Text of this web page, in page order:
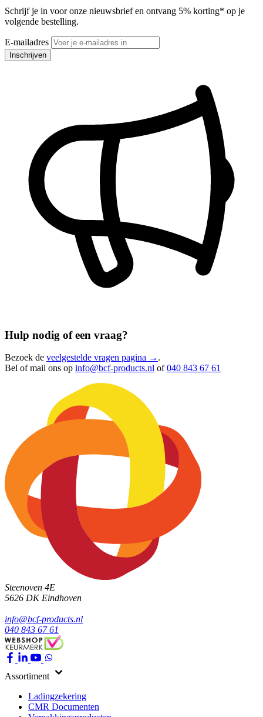
Schrijf je in voor onze nieuwsbrief en ontvang 5% korting* op je
volgende bestelling.
E-mailadres
Inschrijven
Hulp nodig of een vraag?
Bezoek de veelgestelde vragen pagina → .
Bel of mail ons op info@bcf-products.nl of040 843 67 61
Steenoven 4E
5626 DK Eindhoven
info@bcf-products.nl
040 843 67 61
Assortiment
Ladingzekering
CMR Documenten